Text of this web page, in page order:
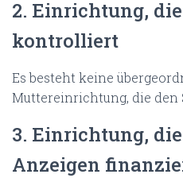
2. Einrichtung,
kontrolliert
Es besteht keine
Muttereinrichtung, die
3. Einrichtung,
Anzeigen